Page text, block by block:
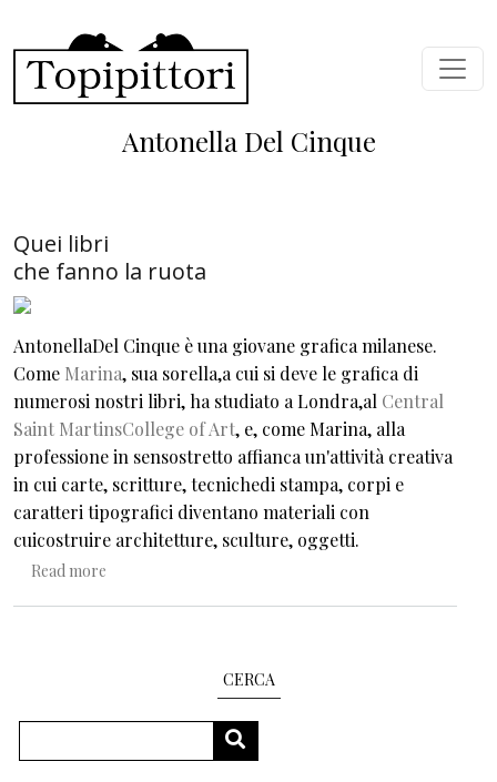
Antonella Del Cinque
Quei libri
che fanno la ruota
AntonellaDel Cinque è una giovane grafica milanese.
Come Marina, sua sorella,a cui si deve le grafica di
numerosi nostri libri, ha studiato a Londra,al Central
Saint MartinsCollege of Art, e, come Marina, alla
professione in sensostretto affianca un'attività creativa
in cui carte, scritture, tecnichedi stampa, corpi e
caratteri tipografici diventano materiali con
cuicostruire architetture, sculture, oggetti.
Read more
CERCA
SEARCH